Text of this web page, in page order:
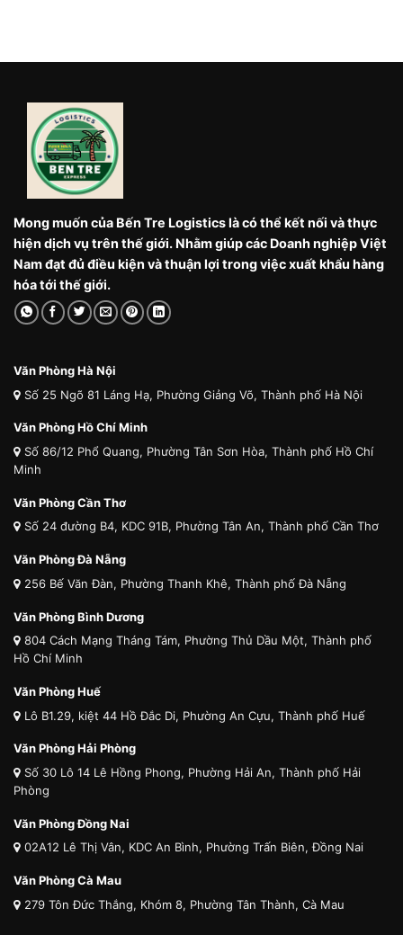
Mong muốn của Bến Tre Logistics là có thể kết nối và thực
hiện dịch vụ trên thế giới. Nhằm giúp các Doanh nghiệp Việt
Nam đạt đủ điều kiện và thuận lợi trong việc xuất khẩu hàng
hóa tới thế giới.
Văn Phòng Hà Nội
Số 25 Ngõ 81 Láng Hạ, Phường Giảng Võ, Thành phố Hà Nội
Văn Phòng Hồ Chí Minh
Số 86/12 Phổ Quang, Phường Tân Sơn Hòa, Thành phố Hồ Chí
Minh
Văn Phòng Cần Thơ
Số 24 đường B4, KDC 91B, Phường Tân An, Thành phố Cần Thơ
Văn Phòng Đà Nẵng
256 Bế Văn Đàn, Phường Thanh Khê, Thành phố Đà Nẵng
Văn Phòng Bình Dương
804 Cách Mạng Tháng Tám, Phường Thủ Dầu Một, Thành phố
Hồ Chí Minh
Văn Phòng Huế
Lô B1.29, kiệt 44 Hồ Đắc Di, Phường An Cựu, Thành phố Huế
Văn Phòng Hải Phòng
Số 30 Lô 14 Lê Hồng Phong, Phường Hải An, Thành phố Hải
Phòng
Văn Phòng Đồng Nai
02A12 Lê Thị Vân, KDC An Bình, Phường Trấn Biên, Đồng Nai
Văn Phòng Cà Mau
279 Tôn Đức Thắng, Khóm 8, Phường Tân Thành, Cà Mau